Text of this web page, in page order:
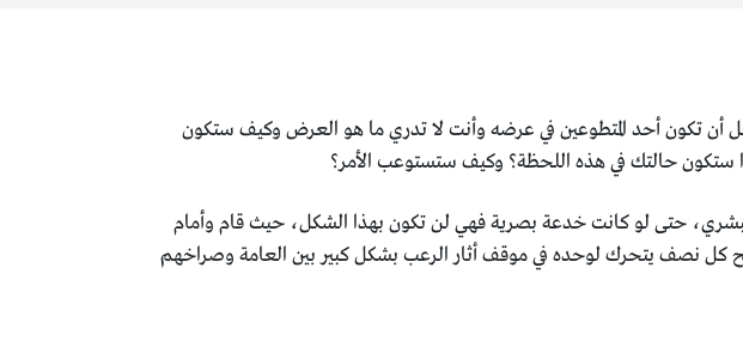
تكون أحد المتطوعين في عرضه وأنت لا تدري ما هو العرض وكيف ستكون
ستكون حالتك في هذه اللحظة؟ وكيف ستستوعب الأمر؟
حتى لو كانت خدعة بصرية فهي لن تكون بهذا الشكل، حيث قام وأمام
كل نصف يتحرك لوحده في موقف أثار الرعب بشكل كبير بين العامة وصراخهم